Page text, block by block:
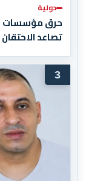
دولية
حرق مؤسسات
تصاعد الاحتقان
3